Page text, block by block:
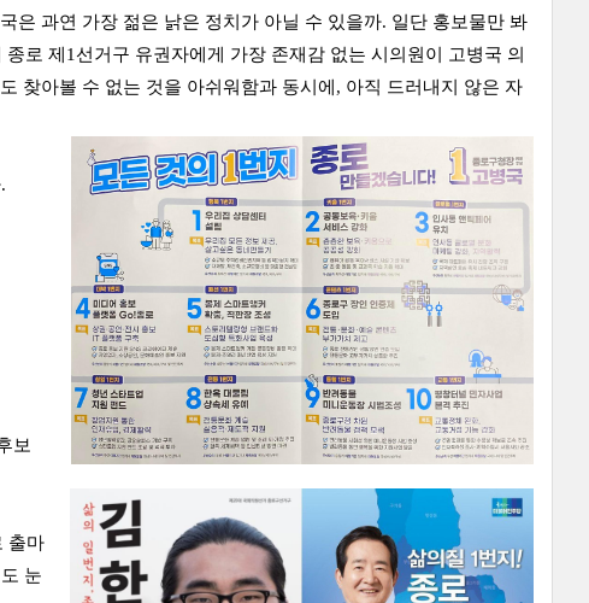
은 과연 가장 젊은 낡은 정치가 아닐 수 있을까. 일단 홍보물만 봐
로 제1선거구 유권자에게 가장 존재감 없는 시의원이 고병국 의
찾아볼 수 없는 것을 아쉬워함과 동시에, 아직 드러내지 않은 자
보
출마
눈